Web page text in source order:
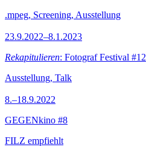
.mpeg, Screening, Ausstellung
23.9.2022–8.1.2023
Rekapitulieren: Fotograf Festival #12
Ausstellung, Talk
8.–18.9.2022
GEGENkino #8
FILZ empfiehlt